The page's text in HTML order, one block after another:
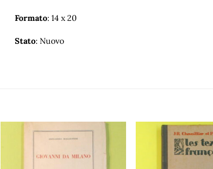
Formato: 14 x 20
Stato: Nuovo
alla lista